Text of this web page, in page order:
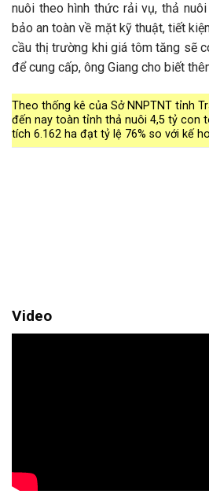
nuôi theo hình thức rải vụ, thả
bảo an toàn về mặt kỹ thuật, tiết
cầu thị trường khi giá tôm tăng sẽ
để cung cấp, ông Giang cho biết
Theo thống kê của Sở NNPTNT tỉnh
đến nay toàn tỉnh thả nuôi 4,5 tỷ con
tích 6.162 ha đạt tỷ lệ 76% so với kế
Video